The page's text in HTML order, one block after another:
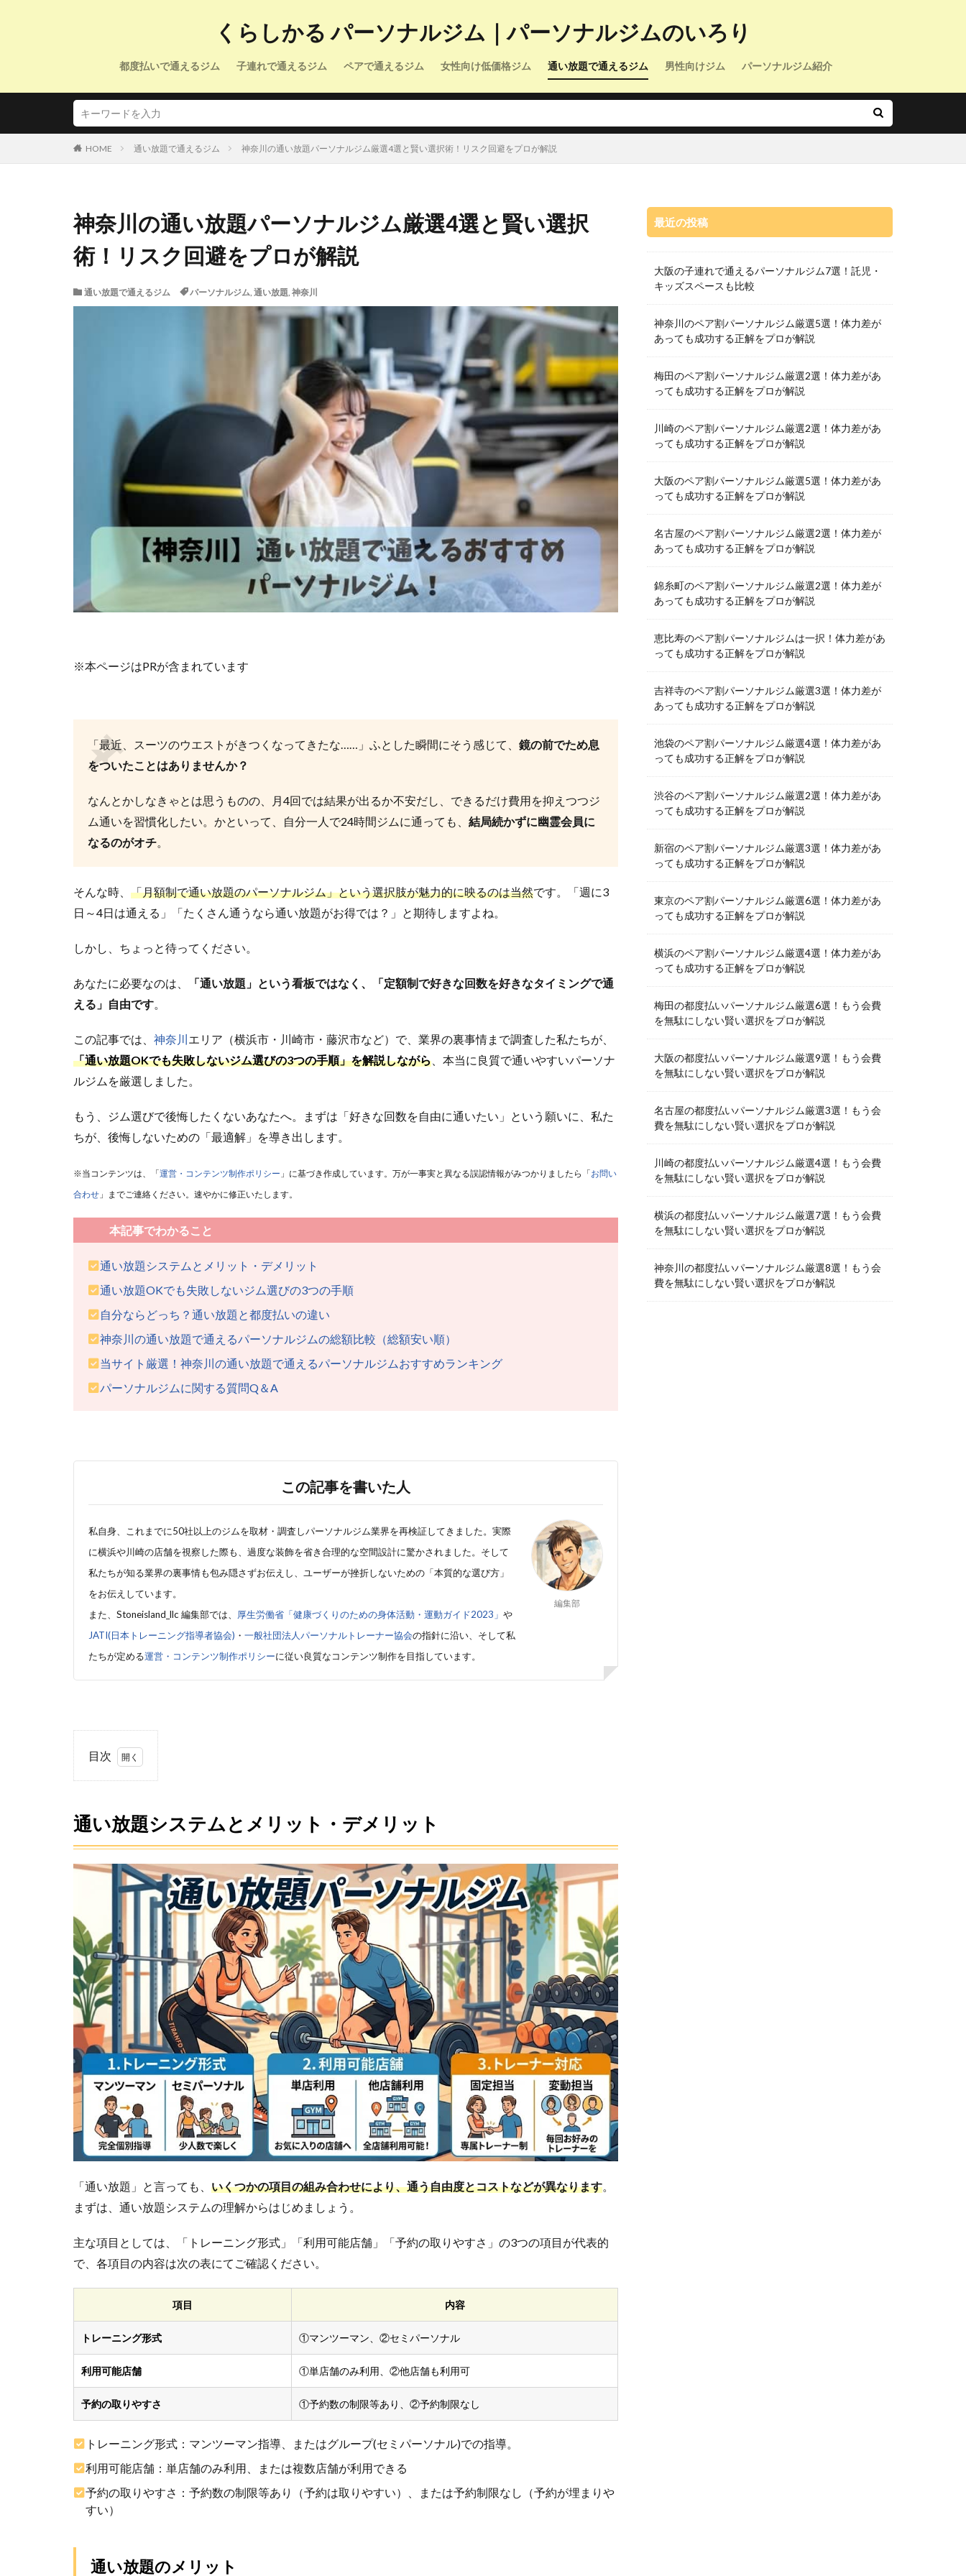
くらしかる パーソナルジム｜パーソナルジムのいろり
都度払いで通えるジム 子連れで通えるジム ペアで通えるジム 女性向け低価格ジム 通い放題で通えるジム 男性向けジム パーソナルジム紹介
HOME 通い放題で通えるジム 神奈川の通い放題パーソナルジム厳選4選と賢い選択術！リスク回避をプロが解説
神奈川の通い放題パーソナルジム厳選4選と賢い選択
術！リスク回避をプロが解説
通い放題で通えるジム パーソナルジム, 通い放題, 神奈川
※本ページはPRが含まれています
「最近、スーツのウエストがきつくなってきたな……」ふとした瞬間にそう感じて、 鏡の前でため息
をついたことはありませんか？
なんとかしなきゃとは思うものの、月4回では結果が出るか不安だし、できるだけ費用を抑えつつジ
ム通いを習慣化したい。かといって、自分一人で24時間ジムに通っても、 結局続かずに幽霊会員に
なるのがオチ。
そんな時、 「月額制で通い放題のパーソナルジム」という選択肢が魅力的に映るのは当然です。「週に3
日～4日は通える」「たくさん通うなら通い放題がお得では？」と期待しますよね。
しかし、ちょっと待ってください。
あなたに必要なのは、
「通い放題」という看板ではなく、「定額制で好きな回数を好きなタイミングで通
える」自由です。
この記事では、 神奈川 エリア（横浜市・川崎市・藤沢市など）で、業界の裏事情まで調査した私たちが、
「通い放題OKでも失敗しないジム選びの3つの手順」を解説しながら 、本当に良質で通いやすいパーソナ
ルジムを厳選しました。
もう、ジム選びで後悔したくないあなたへ。まずは「好きな回数を自由に通いたい」という願いに、私た
ちが、後悔しないための「最適解」を導き出します。
※当コンテンツは、「運営・コンテンツ制作ポリシー 」に基づき作成しています。万が一事実と異なる誤認情報がみつかりましたら「お問い
合わせ 」までご連絡ください。速やかに修正いたします。
本記事でわかること
通い放題システムとメリット・デメリット
通い放題OKでも失敗しないジム選びの3つの手順
自分ならどっち？通い放題と都度払いの違い
神奈川の通い放題で通えるパーソナルジムの総額比較（総額安い順）
当サイト厳選！神奈川の通い放題で通えるパーソナルジムおすすめランキング
パーソナルジムに関する質問Q＆A
この記事を書いた人
編集部
私自身、これまでに50社以上のジムを取材・調査しパーソナルジム業界を再検証してきました。実際
に横浜や川崎の店舗を視察した際も、過度な装飾を省き合理的な空間設計に驚かされました。そして
私たちが知る業界の裏事情も包み隠さずお伝えし、ユーザーが挫折しないための「本質的な選び方」
をお伝えしています。
また、Stoneisland_llc 編集部では、 厚生労働省「健康づくりのための身体活動・運動ガイド2023」 や
JATI(日本トレーニング指導者協会) ・ 一般社団法人パーソナルトレーナー協会の指針に沿い、そして私
たちが定める運営・コンテンツ制作ポリシーに従い良質なコンテンツ制作を目指しています。
目次
シス
とメ
リッ
ト
1.1
通い
放題
のメ
ト
1.2
通い
放題
のデ
メリ
ット
1.3
放題
で元
は何
回通
2
通
い
題
OK
も
敗
し
な
い
選
通い放題システムとメリット・デメリット
「通い放題」と言っても、 いくつかの項目の組み合わせにより、通う自由度とコストなどが異なります。
まずは、通い放題システムの理解からはじめましょう。
主な項目としては、「トレーニング形式」「利用可能店舗」「予約の取りやすさ」の3つの項目が代表的
で、各項目の内容は次の表にてご確認ください。
項目 内容
トレーニング形式 ①マンツーマン、②セミパーソナル
利用可能店舗 ①単店舗のみ利用、②他店舗も利用可
予約の取りやすさ ①予約数の制限等あり、②予約制限なし
トレーニング形式：マンツーマン指導、またはグループ(セミパーソナル)での指導。
利用可能店舗：単店舗のみ利用、または複数店舗が利用できる
予約の取りやすさ：予約数の制限等あり（予約は取りやすい）、または予約制限なし（予約が埋まりや
すい）
通い放題のメリット
最近の投稿
大阪の子連れで通えるパーソナルジム7選！託児・
キッズスペースも比較
神奈川のペア割パーソナルジム厳選5選！体力差が
あっても成功する正解をプロが解説
梅田のペア割パーソナルジム厳選2選！体力差があ
っても成功する正解をプロが解説
川崎のペア割パーソナルジム厳選2選！体力差があ
っても成功する正解をプロが解説
大阪のペア割パーソナルジム厳選5選！体力差があ
っても成功する正解をプロが解説
名古屋のペア割パーソナルジム厳選2選！体力差が
あっても成功する正解をプロが解説
錦糸町のペア割パーソナルジム厳選2選！体力差が
あっても成功する正解をプロが解説
恵比寿のペア割パーソナルジムは一択！体力差があ
っても成功する正解をプロが解説
吉祥寺のペア割パーソナルジム厳選3選！体力差が
あっても成功する正解をプロが解説
池袋のペア割パーソナルジム厳選4選！体力差があ
っても成功する正解をプロが解説
渋谷のペア割パーソナルジム厳選2選！体力差があ
っても成功する正解をプロが解説
新宿のペア割パーソナルジム厳選3選！体力差があ
っても成功する正解をプロが解説
東京のペア割パーソナルジム厳選6選！体力差があ
っても成功する正解をプロが解説
横浜のペア割パーソナルジム厳選4選！体力差があ
っても成功する正解をプロが解説
梅田の都度払いパーソナルジム厳選6選！もう会費
を無駄にしない賢い選択をプロが解説
大阪の都度払いパーソナルジム厳選9選！もう会費
を無駄にしない賢い選択をプロが解説
名古屋の都度払いパーソナルジム厳選3選！もう会
費を無駄にしない賢い選択をプロが解説
川崎の都度払いパーソナルジム厳選4選！もう会費
を無駄にしない賢い選択をプロが解説
横浜の都度払いパーソナルジム厳選7選！もう会費
を無駄にしない賢い選択をプロが解説
神奈川の都度払いパーソナルジム厳選8選！もう会
費を無駄にしない賢い選択をプロが解説